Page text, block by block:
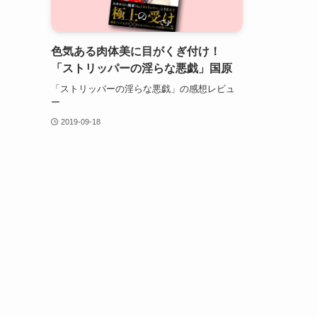
色気ある肉体美に目がくぎ付け！
「ストリッパーの淫らな悪戯」国原
「ストリッパーの淫らな悪戯」の感想レビュ
ー
2019-09-18